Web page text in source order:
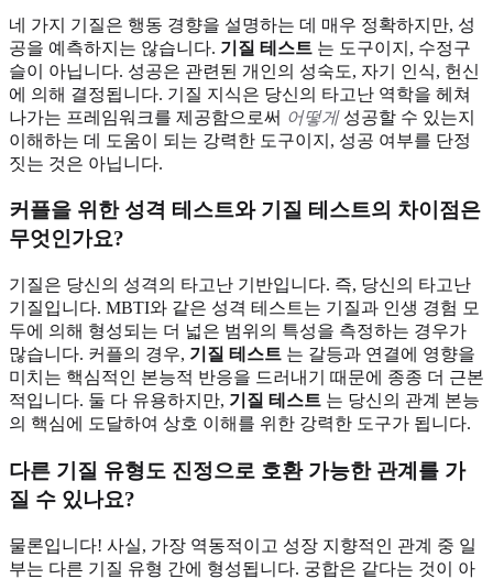
네 가지 기질은 행동 경향을 설명하는 데 매우 정확하지만, 성
공을 예측하지는 않습니다. 기질 테스트 는 도구이지, 수정구
슬이 아닙니다. 성공은 관련된 개인의 성숙도, 자기 인식, 헌신
에 의해 결정됩니다. 기질 지식은 당신의 타고난 역학을 헤쳐
나가는 프레임워크를 제공함으로써 어떻게성공할 수 있는지
이해하는 데 도움이 되는 강력한 도구이지, 성공 여부를 단정
짓는 것은 아닙니다.
커플을 위한 성격 테스트와 기질 테스트의 차이점은
무엇인가요?
기질은 당신의 성격의 타고난 기반입니다. 즉, 당신의 타고난
기질입니다. MBTI와 같은 성격 테스트는 기질과 인생 경험 모
두에 의해 형성되는 더 넓은 범위의 특성을 측정하는 경우가
많습니다. 커플의 경우, 기질 테스트 는 갈등과 연결에 영향을
미치는 핵심적인 본능적 반응을 드러내기 때문에 종종 더 근본
적입니다. 둘 다 유용하지만, 기질 테스트 는 당신의 관계 본능
의 핵심에 도달하여 상호 이해를 위한 강력한 도구가 됩니다.
다른 기질 유형도 진정으로 호환 가능한 관계를 가
질 수 있나요?
물론입니다! 사실, 가장 역동적이고 성장 지향적인 관계 중 일
부는 다른 기질 유형 간에 형성됩니다. 궁합은 같다는 것이 아